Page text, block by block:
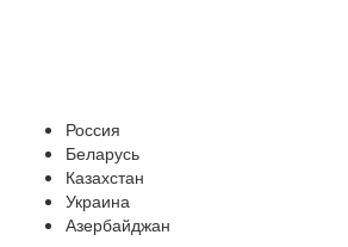
Россия
Беларусь
Казахстан
Украина
Азербайджан